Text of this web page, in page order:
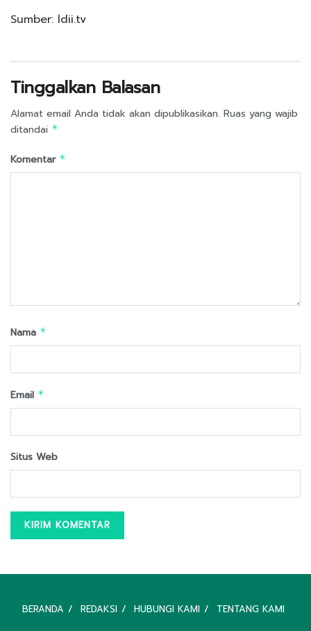
Sumber: ldii.tv
Tinggalkan Balasan
Alamat email Anda tidak akan dipublikasikan. Ruas yang wajib
ditandai *
Komentar *
Nama *
Email *
Situs Web
BERANDA REDAKSI HUBUNGI KAMI TENTANG KAMI